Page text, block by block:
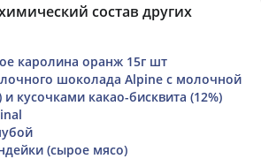
состав других
каролина оранж 15г шт
шоколада Alpine с молочной
и кусочками какао-бисквита (12%)
(сырое мясо)